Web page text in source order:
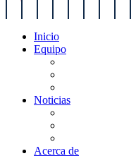
Inicio
Equipo
Noticias
Acerca de